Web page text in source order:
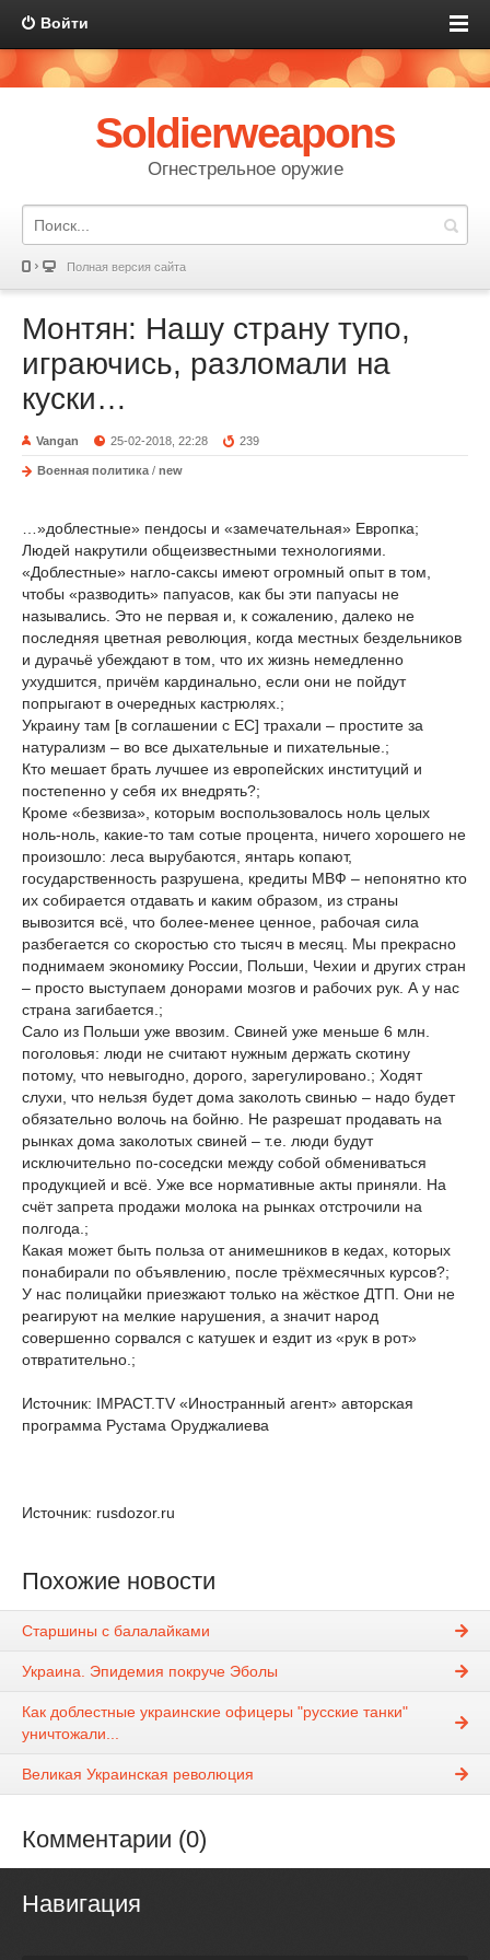
Войти
Soldierweapons
Огнестрельное оружие
Полная версия сайта
Монтян: Нашу страну тупо,
играючись, разломали на
куски…
Vangan 25-02-2018, 22:28 239
Военная политика / new
…»доблестные» пендосы и «замечательная» Европка;
Людей накрутили общеизвестными технологиями.
«Доблестные» нагло-саксы имеют огромный опыт в том,
чтобы «разводить» папуасов, как бы эти папуасы не
назывались. Это не первая и, к сожалению, далеко не
последняя цветная революция, когда местных бездельников
и дурачьё убеждают в том, что их жизнь немедленно
ухудшится, причём кардинально, если они не пойдут
попрыгают в очередных кастрюлях.;
Украину там [в соглашении с ЕС] трахали – простите за
натурализм – во все дыхательные и пихательные.;
Кто мешает брать лучшее из европейских институций и
постепенно у себя их внедрять?;
Кроме «безвиза», которым воспользовалось ноль целых
ноль-ноль, какие-то там сотые процента, ничего хорошего не
произошло: леса вырубаются, янтарь копают,
государственность разрушена, кредиты МВФ – непонятно кто
их собирается отдавать и каким образом, из страны
вывозится всё, что более-менее ценное, рабочая сила
разбегается со скоростью сто тысяч в месяц. Мы прекрасно
поднимаем экономику России, Польши, Чехии и других стран
– просто выступаем донорами мозгов и рабочих рук. А у нас
страна загибается.;
Сало из Польши уже ввозим. Свиней уже меньше 6 млн.
поголовья: люди не считают нужным держать скотину
потому, что невыгодно, дорого, зарегулировано.; Ходят
слухи, что нельзя будет дома заколоть свинью – надо будет
обязательно волочь на бойню. Не разрешат продавать на
рынках дома заколотых свиней – т.е. люди будут
исключительно по-соседски между собой обмениваться
продукцией и всё. Уже все нормативные акты приняли. На
счёт запрета продажи молока на рынках отстрочили на
полгода.;
Какая может быть польза от анимешников в кедах, которых
понабирали по объявлению, после трёхмесячных курсов?;
У нас полицайки приезжают только на жёсткое ДТП. Они не
реагируют на мелкие нарушения, а значит народ
совершенно сорвался с катушек и ездит из «рук в рот»
отвратительно.;
Источник: IMPACT.TV «Иностранный агент» авторская
программа Рустама Оруджалиева
Источник: rusdozor.ru
Похожие новости
Старшины с балалайками
Украина. Эпидемия покруче Эболы
Как доблестные украинские офицеры "русские танки"
уничтожали...
Великая Украинская революция
Комментарии (0)
Навигация